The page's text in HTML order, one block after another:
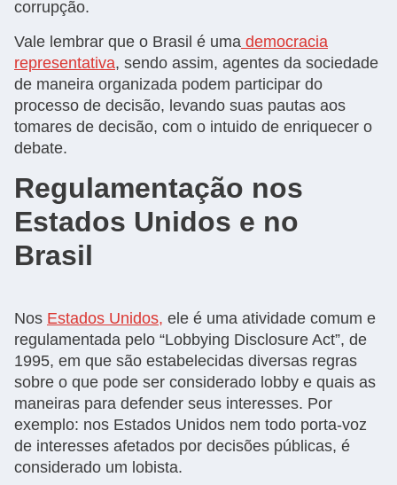
corrupção.
Vale lembrar que o Brasil é uma democracia
representativa, sendo assim, agentes da sociedade
de maneira organizada podem participar do
processo de decisão, levando suas pautas aos
tomares de decisão, com o intuido de enriquecer o
debate.
Regulamentação nos
Estados Unidos e no
Brasil
Nos Estados Unidos, ele é uma atividade comum e
regulamentada pelo “Lobbying Disclosure Act”, de
1995, em que são estabelecidas diversas regras
sobre o que pode ser considerado lobby e quais as
maneiras para defender seus interesses. Por
exemplo: nos Estados Unidos nem todo porta-voz
de interesses afetados por decisões públicas, é
considerado um lobista.